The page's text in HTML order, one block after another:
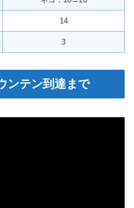
14
3
ンテン到達まで